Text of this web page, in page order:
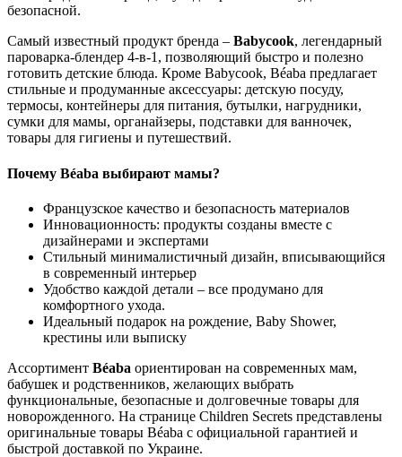
безопасной.
Самый известный продукт бренда – Babycook, легендарный
пароварка-блендер 4-в-1, позволяющий быстро и полезно
готовить детские блюда. Кроме Babycook, Béaba предлагает
стильные и продуманные аксессуары: детскую посуду,
термосы, контейнеры для питания, бутылки, нагрудники,
сумки для мамы, органайзеры, подставки для ванночек,
товары для гигиены и путешествий.
Почему Béaba выбирают мамы?
Французское качество и безопасность материалов
Инновационность: продукты созданы вместе с
дизайнерами и экспертами
Стильный минималистичный дизайн, вписывающийся
в современный интерьер
Удобство каждой детали – все продумано для
комфортного ухода.
Идеальный подарок на рождение, Baby Shower,
крестины или выписку
Ассортимент Béaba ориентирован на современных мам,
бабушек и родственников, желающих выбрать
функциональные, безопасные и долговечные товары для
новорожденного. На странице Children Secrets представлены
оригинальные товары Béaba с официальной гарантией и
быстрой доставкой по Украине.